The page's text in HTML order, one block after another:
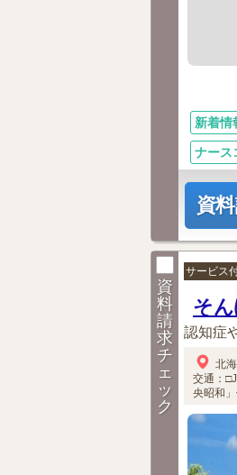
新着情
ナース
資
資
料
請
求
チ
ェ
ッ
ク
サービス
そ
認知症
北
交通：
央昭和